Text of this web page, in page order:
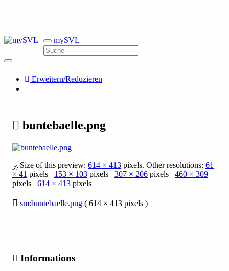
mySVL
Erweitern/Reduzieren
buntebaelle.png
Size of this preview: 614 × 413 pixels. Other resolutions: 61
× 41 pixels 153 × 103 pixels 307 × 206 pixels 460 × 309
pixels 614 × 413 pixels
sm:buntebaelle.png ( 614 × 413 pixels )
Informations